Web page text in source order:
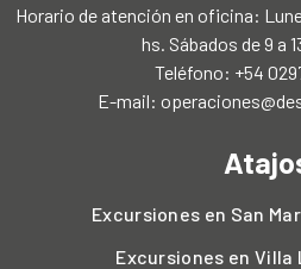
Horario de atención en oficina:
hs. Sábados de 9 a
Teléfono: +54
E-mail:
Excursiones en San
Excursiones en Villa